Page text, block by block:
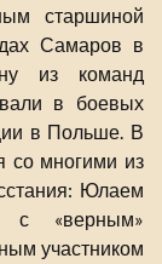
старшиной
Самаров в
из команд
в боевых
в Польше. В
со многими из
Юлаем
с «верным»
участником